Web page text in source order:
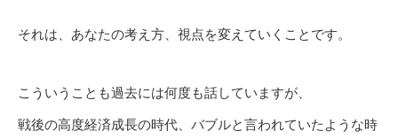
それは、あなたの考え方、視点を変えていくことです。
こういうことも過去には何度も話していますが、
戦後の高度経済成長の時代、バブルと言われていたような時